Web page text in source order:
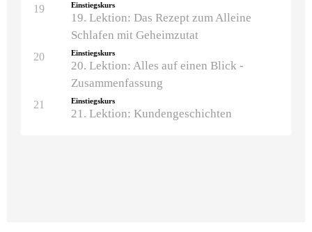
19 Einstiegskurs
19. Lektion: Das Rezept zum Alleine
Schlafen mit Geheimzutat
20 Einstiegskurs
20. Lektion: Alles auf einen Blick -
Zusammenfassung
21 Einstiegskurs
21. Lektion: Kundengeschichten